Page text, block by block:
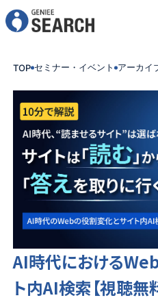
TOP セミナー・イベント アーカイ
AI時代における
ト内AI検索【視聴無